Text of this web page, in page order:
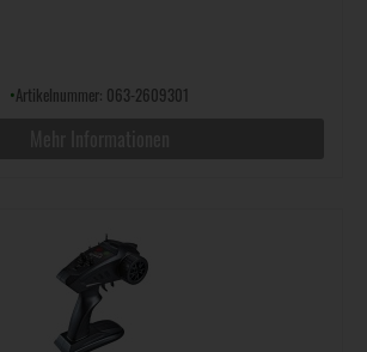
•Artikelnummer: 063-2609301